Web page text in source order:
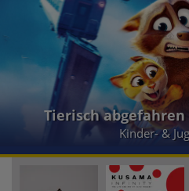
Tierisch
Kinder- &